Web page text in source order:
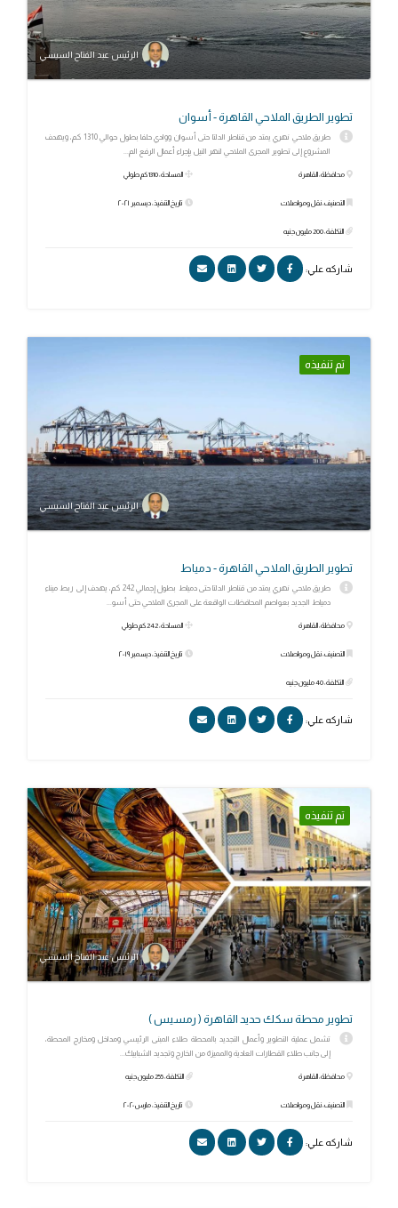
الرئيس عبد الفتاح السيسي
تطوير الطريق الملاحي القاهرة - أسوان
طريق ملاحي نهري يمتد من قناطر الدلتا حتى أسوان ووادي حلفا بطول حوالي 1310 كم، ويهدف
المشروع إلى تطوير المجرى الملاحي لنهر النيل بإجراء أعمال الرفع الم...
محافظة: القاهرة
التصنيف: نقل ومواصلات
التكلفة: 200 مليون جنيه
المساحة: 1310 كم طولي
تاريخ التنفيذ: ديسمبر ٢٠٢١
شاركه علي:
تم تنفيذه
الرئيس عبد الفتاح السيسي
تطوير الطريق الملاحي القاهرة - دمياط
طريق ملاحي نهري يمتد من قناطر الدلتا حتى دمياط بطول إجمالي 242 كم، يهدف إلى ربط ميناء
دمياط الجديد بعواصم المحافظات الواقعة على المجرى الملاحي حتى أسو...
محافظة: القاهرة
التصنيف: نقل ومواصلات
التكلفة: 40 مليون جنيه
المساحة: 242 كم طولي
تاريخ التنفيذ: ديسمبر ٢٠١٩
شاركه علي:
تم تنفيذه
الرئيس عبد الفتاح السيسي
تطوير محطة سكك حديد القاهرة ( رمسيس )
تشمل عملية التطوير وأعمال التجديد بالمحطة طلاء المبنى الرئيسي ومداخل ومخارج المحطة،
إلى جانب طلاء القطارات العادية والمميزة من الخارج وتجديد الشبابيك...
محافظة: القاهرة
التصنيف: نقل ومواصلات
التكلفة: 255 مليون جنيه
تاريخ التنفيذ: مارس ٢٠٢٠
شاركه علي: